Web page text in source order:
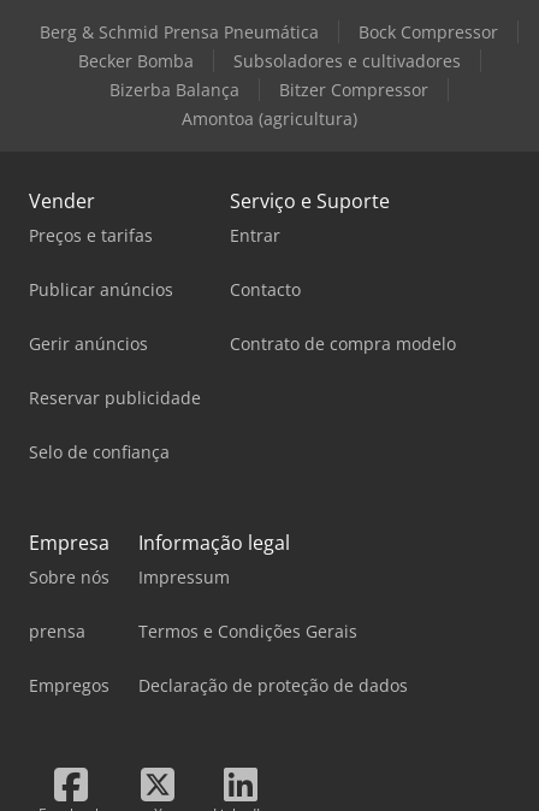
Berg & Schmid Prensa Pneumática
Bock Compressor
Becker Bomba
Subsoladores e cultivadores
Bizerba Balança
Bitzer Compressor
Amontoa (agricultura)
Vender
Preços e tarifas
Publicar anúncios
Gerir anúncios
Reservar publicidade
Selo de confiança
Serviço e Suporte
Entrar
Contacto
Contrato de compra modelo
Empresa
Sobre nós
prensa
Empregos
Informação legal
Impressum
Termos e Condições Gerais
Declaração de proteção de dados